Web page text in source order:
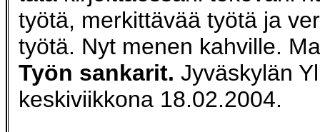
työtä, merkittävää työtä ja
työtä. Nyt menen kahville.
Työn sankarit. Jyväskylän
keskiviikkona 18.02.2004.